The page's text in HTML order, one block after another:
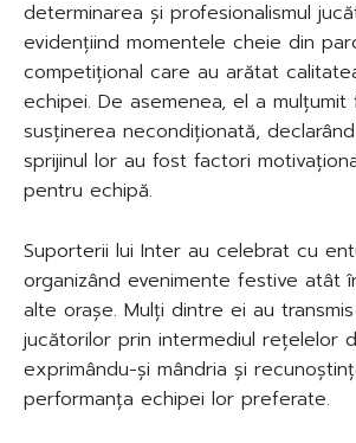
determinarea și profesionalismul
evidențiind momentele cheie din
competițional care au arătat
echipei. De asemenea, el a
susținerea necondiționată,
sprijinul lor au fost factori
pentru echipă.
Suporterii lui Inter au celebrat cu
organizând evenimente festive atât
alte orașe. Mulți dintre ei au
jucătorilor prin intermediul rețelelor
exprimându-și mândria și
performanța echipei lor preferate.